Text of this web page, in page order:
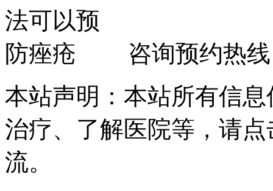
咨询预约热
本站声明：本站所有信
治疗、了解医院等，请
流。